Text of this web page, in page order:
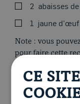
Blogue
2 abaisses
1 jaune
Note : vous
pour faire cette
Rectifier
190 °C (375 °F).
avec une
légumes.
petites incisions
CE